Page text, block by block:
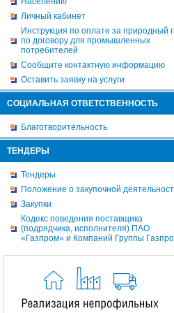
Личный кабинет
Инструкция по оплате за природный
по договору для промышленных
потребителей
Сообщите контактную информацию
Оставить заявку на услуги
СОЦИАЛЬНАЯ ОТВЕТСТВЕННОСТЬ
Благотворительность
ТЕНДЕРЫ
Тендеры
Положение о закупочной
Закупки
Кодекс поведения поставщика
(подрядчика, исполнителя) ПАО
«Газпром» и Компаний Группы